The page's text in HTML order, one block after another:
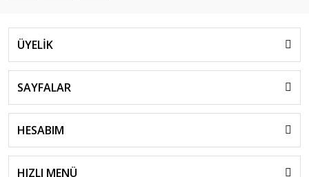
ÜYELİK
SAYFALAR
HESABIM
HIZLI MENÜ